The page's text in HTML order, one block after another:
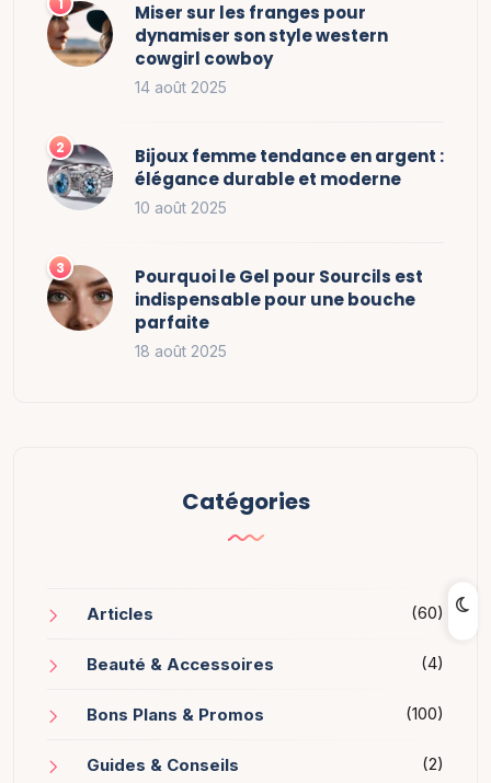
Miser sur les franges pour
dynamiser son style western
cowgirl cowboy
14 août 2025
Bijoux femme tendance en argent :
élégance durable et moderne
10 août 2025
Pourquoi le Gel pour Sourcils est
indispensable pour une bouche
parfaite
18 août 2025
Catégories
Articles (60)
Beauté & Accessoires (4)
Bons Plans & Promos (100)
Guides & Conseils (2)